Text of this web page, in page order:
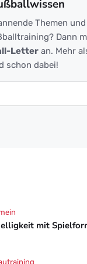
Themen
Dann
Letter an. Mehr
schon dabei!
mit